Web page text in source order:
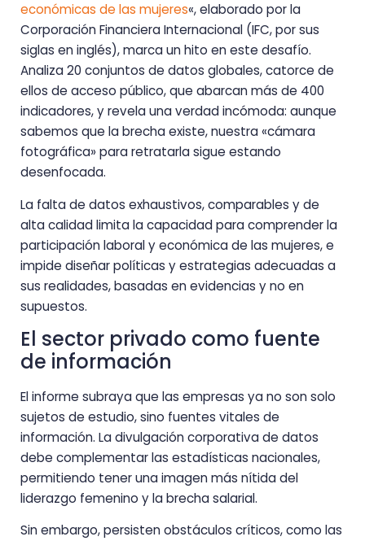
económicas de las mujeres«, elaborado por la
Corporación Financiera Internacional (IFC, por sus
siglas en inglés), marca un hito en este desafío.
Analiza 20 conjuntos de datos globales, catorce de
ellos de acceso público, que abarcan más de 400
indicadores, y revela una verdad incómoda: aunque
sabemos que la brecha existe, nuestra «cámara
fotográfica» para retratarla sigue estando
desenfocada.
La falta de datos exhaustivos, comparables y de
alta calidad limita la capacidad para comprender la
participación laboral y económica de las mujeres, e
impide diseñar políticas y estrategias adecuadas a
sus realidades, basadas en evidencias y no en
supuestos.
El sector privado como fuente
de información
El informe subraya que las empresas ya no son solo
sujetos de estudio, sino fuentes vitales de
información. La divulgación corporativa de datos
debe complementar las estadísticas nacionales,
permitiendo tener una imagen más nítida del
liderazgo femenino y la brecha salarial.
Sin embargo, persisten obstáculos críticos, como las